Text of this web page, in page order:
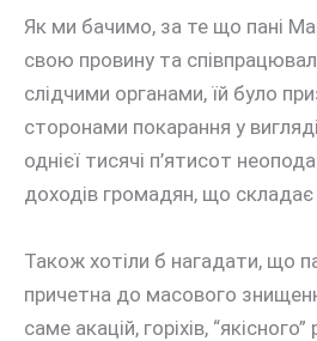
Як ми бачимо, за те що пані
свою провину та
слідчими органами, їй було
сторонами покарання у
однієї тисячі п’ятисот
доходів громадян, що
Також хотіли б нагадати, що
причетна до масового
саме акацій, горіхів,